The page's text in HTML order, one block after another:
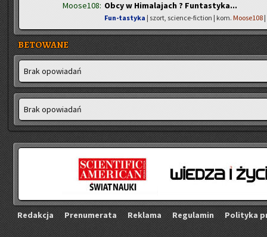
Moose108: Obcy w Himalajach ? Funtastyka...
Fun-tastyka | szort, science-fiction | kom. Moose108
BETOWANE
Brak opo­wia­dań
Brak opo­wia­dań
Re­dak­cja Pre­nu­me­ra­ta Re­kla­ma Re­gu­la­min Po­li­ty­ka